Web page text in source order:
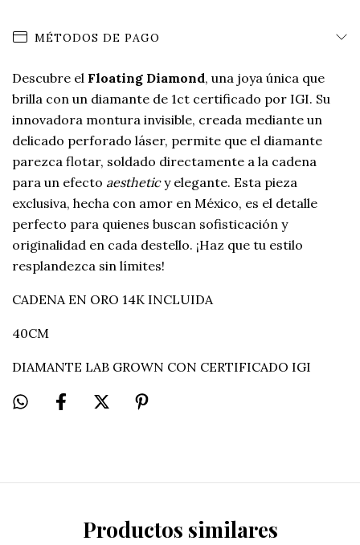
MÉTODOS DE PAGO
Descubre el Floating Diamond, una joya única que
brilla con un diamante de 1ct certificado por IGI. Su
innovadora montura invisible, creada mediante un
delicado perforado láser, permite que el diamante
parezca flotar, soldado directamente a la cadena
para un efecto aestheticy elegante. Esta pieza
exclusiva, hecha con amor en México, es el detalle
perfecto para quienes buscan sofisticación y
originalidad en cada destello. ¡Haz que tu estilo
resplandezca sin límites!
CADENA EN ORO 14K INCLUIDA
40CM
DIAMANTE LAB GROWN CON CERTIFICADO IGI
Productos similares